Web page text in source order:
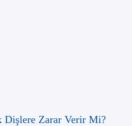
Dişlere Zarar Verir Mi?